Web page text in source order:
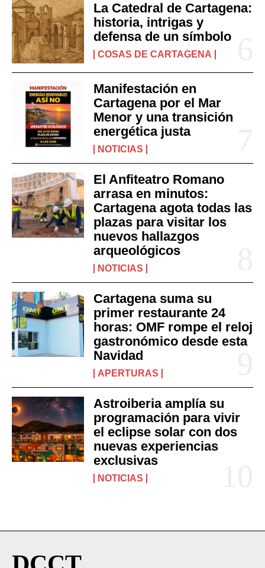
La Catedral de Cartagena:
historia, intrigas y
defensa de un símbolo
COSAS DE CARTAGENA
Manifestación en
Cartagena por el Mar
Menor y una transición
energética justa
NOTICIAS
El Anfiteatro Romano
arrasa en minutos:
Cartagena agota todas las
plazas para visitar los
nuevos hallazgos
arqueológicos
NOTICIAS
Cartagena suma su
primer restaurante 24
horas: OMF rompe el reloj
gastronómico desde esta
Navidad
APERTURAS
Astroiberia amplía su
programación para vivir
el eclipse solar con dos
nuevas experiencias
exclusivas
NOTICIAS